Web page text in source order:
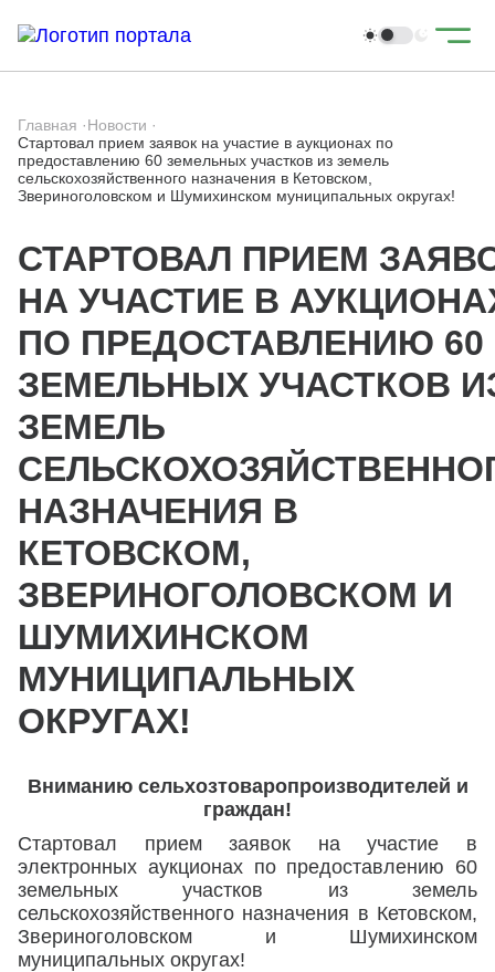
Главная ·Новости ·
Стартовал прием заявок на участие в аукционах по
предоставлению 60 земельных участков из земель
сельскохозяйственного назначения в Кетовском,
Звериноголовском и Шумихинском муниципальных округах!
СТАРТОВАЛ ПРИЕМ
НА УЧАСТИЕ В
ПО ПРЕДОСТАВЛЕНИЮ 60
ЗЕМЕЛЬНЫХ УЧАСТКОВ
ЗЕМЕЛЬ
НАЗНАЧЕНИЯ В
КЕТОВСКОМ,
ЗВЕРИНОГОЛОВСКОМ И
ШУМИХИНСКОМ
МУНИЦИПАЛЬНЫХ
ОКРУГАХ!
Вниманию сельхозтоваропроизводителей и
граждан!
Стартовал прием заявок на участие в
электронных аукционах по предоставлению 60
земельных участков из земель
сельскохозяйственного назначения в Кетовском,
Звериноголовском и Шумихинском
муниципальных округах!